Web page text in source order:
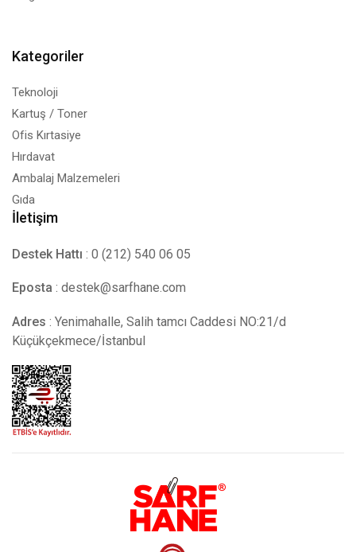
Kategoriler
Teknoloji
Kartuş / Toner
Ofis Kırtasiye
Hırdavat
Ambalaj Malzemeleri
Gıda
İletişim
Destek Hattı : 0 (212) 540 06 05
Eposta : destek@sarfhane.com
Adres : Yenimahalle, Salih tamcı Caddesi NO:21/d
Küçükçekmece/İstanbul